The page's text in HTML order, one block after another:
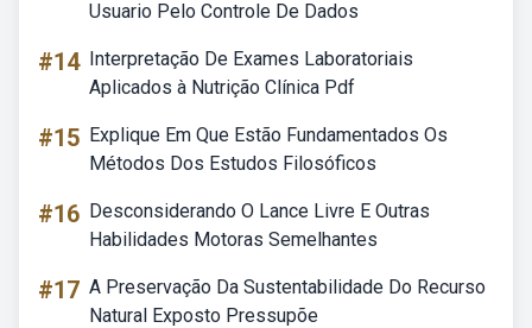
Usuario Pelo Controle De Dados
#14 Interpretação De Exames Laboratoriais
Aplicados à Nutrição Clínica Pdf
#15 Explique Em Que Estão Fundamentados Os
Métodos Dos Estudos Filosóficos
#16 Desconsiderando O Lance Livre E Outras
Habilidades Motoras Semelhantes
#17 A Preservação Da Sustentabilidade Do Recurso
Natural Exposto Pressupõe